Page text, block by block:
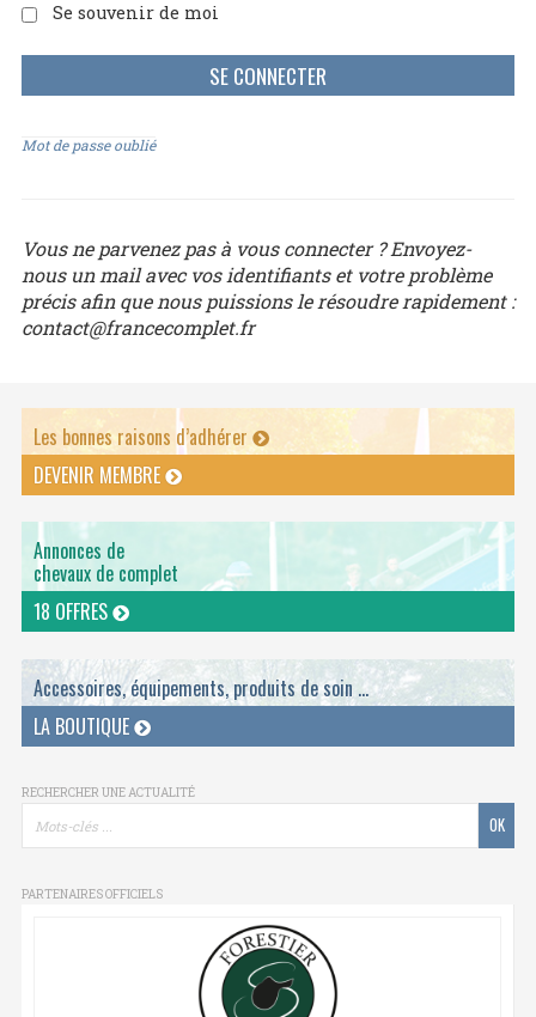
Se souvenir de moi
Mot de passe oublié
Vous ne parvenez pas à vous connecter ? Envoyez-
nous un mail avec vos identifiants et votre problème
précis afin que nous puissions le résoudre rapidement :
contact@francecomplet.fr
Les bonnes raisons d’adhérer
DEVENIR MEMBRE
Annonces de
chevaux de complet
18 OFFRES
Accessoires, équipements, produits de soin ...
LA BOUTIQUE
RECHERCHER UNE ACTUALITÉ
PARTENAIRES OFFICIELS